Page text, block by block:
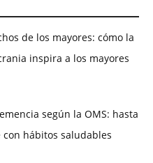
de los mayores: cómo la
inspira a los mayores
según la OMS: hasta
con hábitos saludables